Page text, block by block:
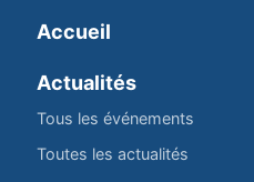
Accueil
Actualités
Tous les événements
Toutes les actualités